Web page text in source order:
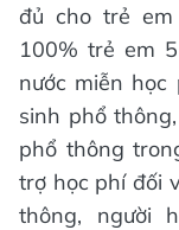
đủ cho trẻ
100% trẻ em
nước miễn
sinh phổ
phổ thông
trợ học phí đối
thông, người